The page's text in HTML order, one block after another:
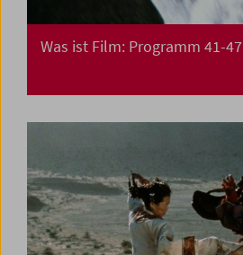
Was ist Film: Programm 41-47